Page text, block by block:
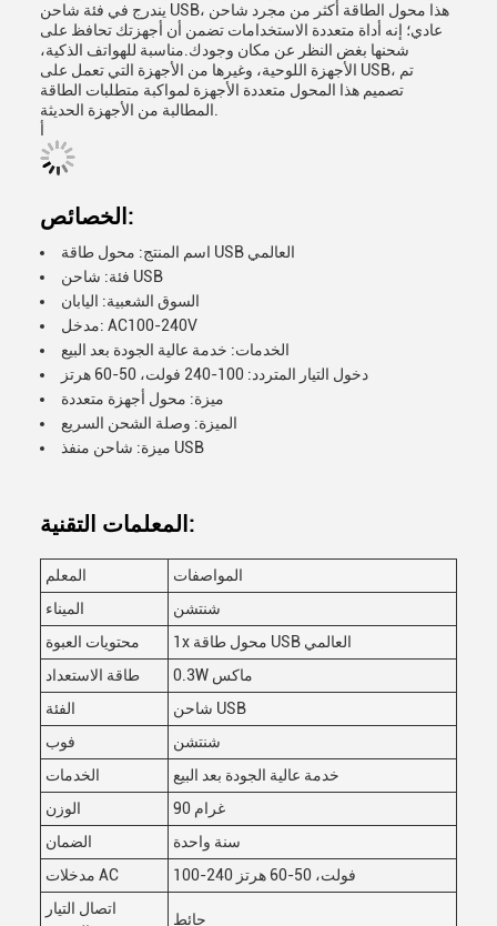
يندرج في فئة شاحن USB، هذا محول الطاقة أكثر من مجرد شاحن
عادي؛ إنه أداة متعددة الاستخدامات تضمن أن أجهزتك تحافظ على
شحنها بغض النظر عن مكان وجودك.مناسبة للهواتف الذكية،
الأجهزة اللوحية، وغيرها من الأجهزة التي تعمل على USB، تم
تصميم هذا المحول متعددة الأجهزة لمواكبة متطلبات الطاقة
أ
الخصائص:
اسم المنتج: محول طاقة USB العالمي
فئة: شاحن USB
السوق الشعبية: اليابان
مدخل: AC100-240V
الخدمات: خدمة عالية الجودة بعد البيع
دخول التيار المتردد: 100-240 فولت، 50-60 هرتز
ميزة: محول أجهزة متعددة
الميزة: وصلة الشحن السريع
ميزة: شاحن منفذ USB
المعلمات التقنية:
المعلم
المواصفات
الميناء
شنتشن
محتويات العبوة
1x محول طاقة USB العالمي
طاقة الاستعداد
0.3W ماكس
الفئة
شاحن USB
فوب
شنتشن
الخدمات
خدمة عالية الجودة بعد البيع
الوزن
90 غرام
الضمان
سنة واحدة
مدخلات AC
100-240 فولت، 50-60 هرتز
اتصال التيار
حائط